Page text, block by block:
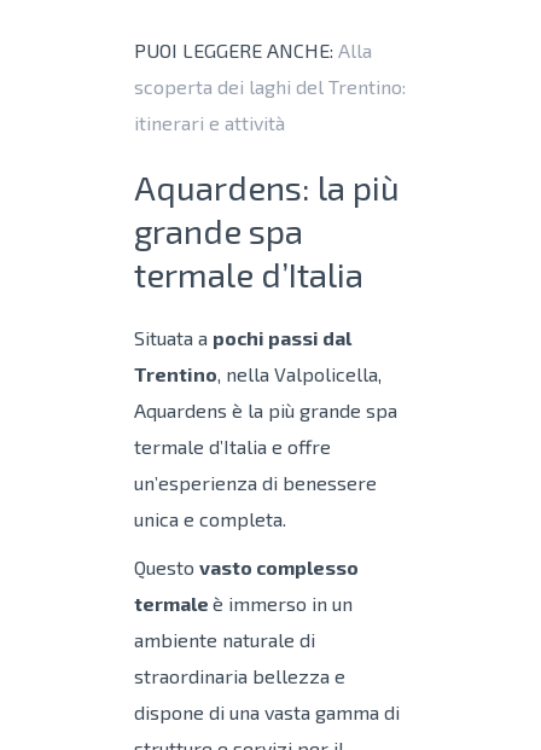
PUOI LEGGERE ANCHE: Alla
scoperta dei laghi del Trentino:
itinerari e attività
Aquardens: la più
grande spa
termale d’Italia
Situata a pochi passi dal
Trentino, nella Valpolicella,
Aquardens è la più grande spa
termale d’Italia e offre
un’esperienza di benessere
unica e completa.
Questo vasto complesso
termale è immerso in un
ambiente naturale di
straordinaria bellezza e
dispone di una vasta gamma di